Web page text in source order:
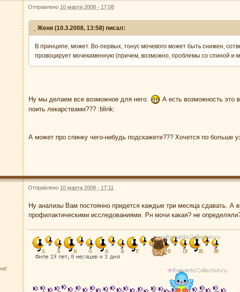
Отправлено 10 марта 2008 - 17:08
Женя (10.3.2008, 13:58) писал:
В принципе, может. Во-первых, тонус мочевого может быть снижен,
провоцирует мочекаменную (причем, возможно, проблемы со спиной и
Ну мы делаем все возможное для него.
А есть возможность это
поить лекарствами??? :blink:
А может про спинку чего-нибудь подскажете??? Хочется по больше
Отправлено 10 марта 2008 - 17:11
Ну анализы Вам постоянно придется каждые три месяца сдавать. А
профилактическими исследованиями. Рн мочи какая? не